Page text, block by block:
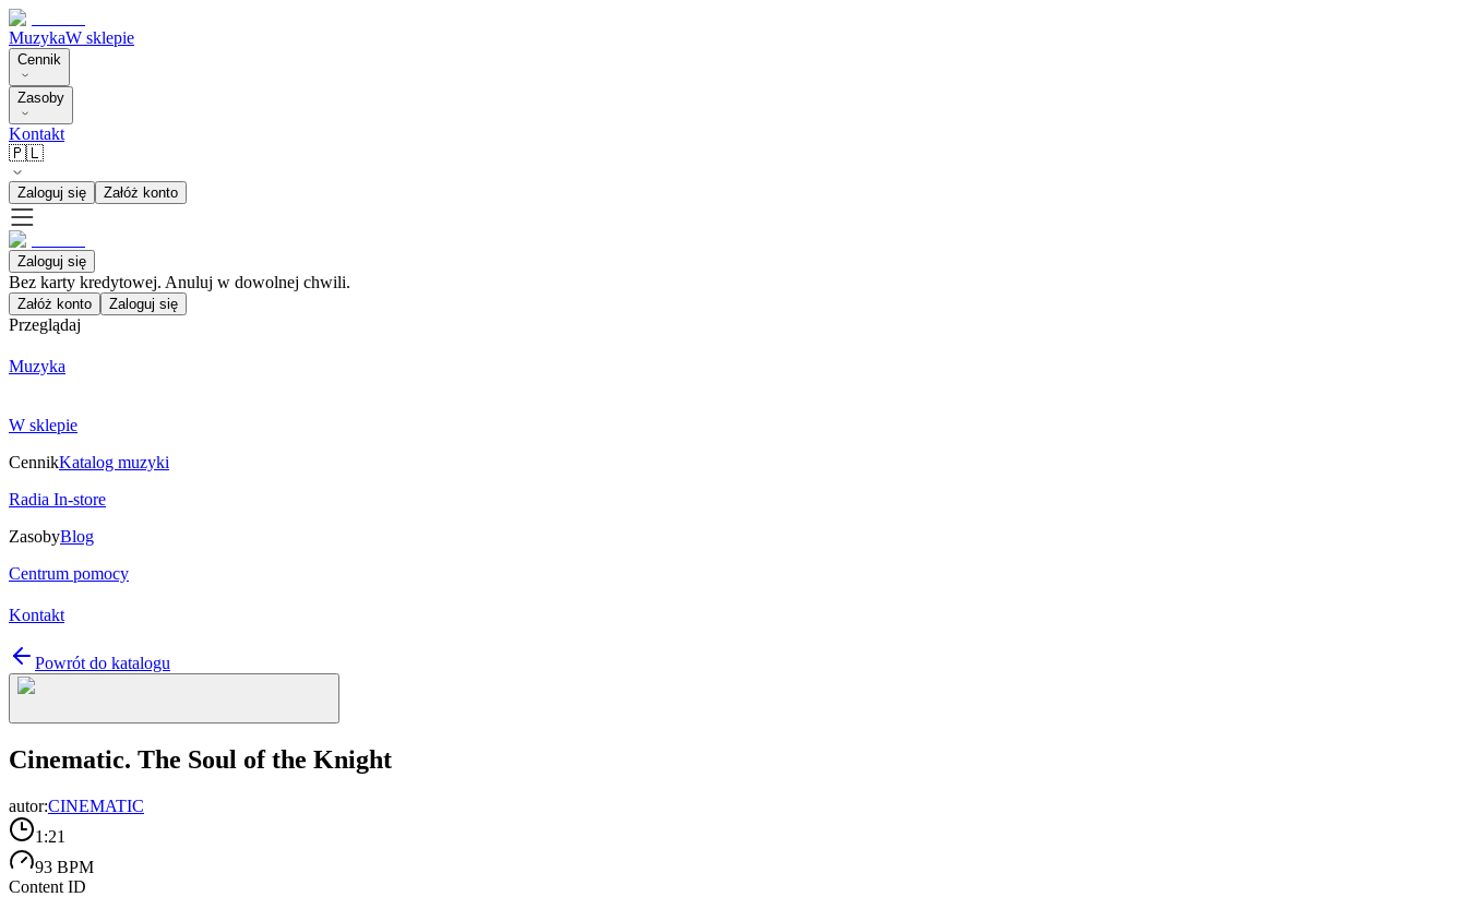
MuzykaW sklepie
Cennik
Zasoby
Kontakt
🇵🇱
Zaloguj się Załóż konto
Zaloguj się
Bez karty kredytowej. Anuluj w dowolnej chwili.
Załóż konto Zaloguj się
Przeglądaj
Muzyka
W sklepie
CennikKatalog muzyki
Radia In-store
ZasobyBlog
Centrum pomocy
Kontakt
Powrót do katalogu
Cinematic. The Soul of the Knight
autor:CINEMATIC
1:21
93 BPM
Content ID